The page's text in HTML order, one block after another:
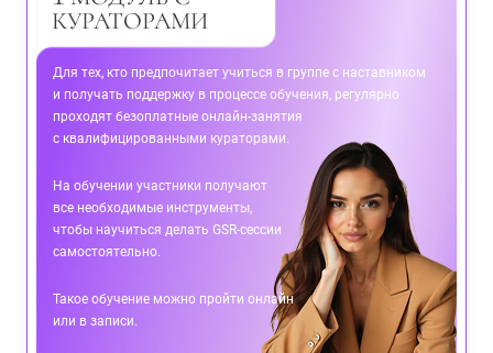
КУРАТОРАМИ
Для тех, кто предпочитает учиться в группе с наставником
и получать поддержку в процессе обучения, регулярно
проходят безоплатные онлайн-занятия
с квалифицированными кураторами.
На обучении участники получают
все необходимые инструменты,
чтобы научиться делать GSR-сессии
самостоятельно.
Такое обучение можно пройти онлайн
или в записи.